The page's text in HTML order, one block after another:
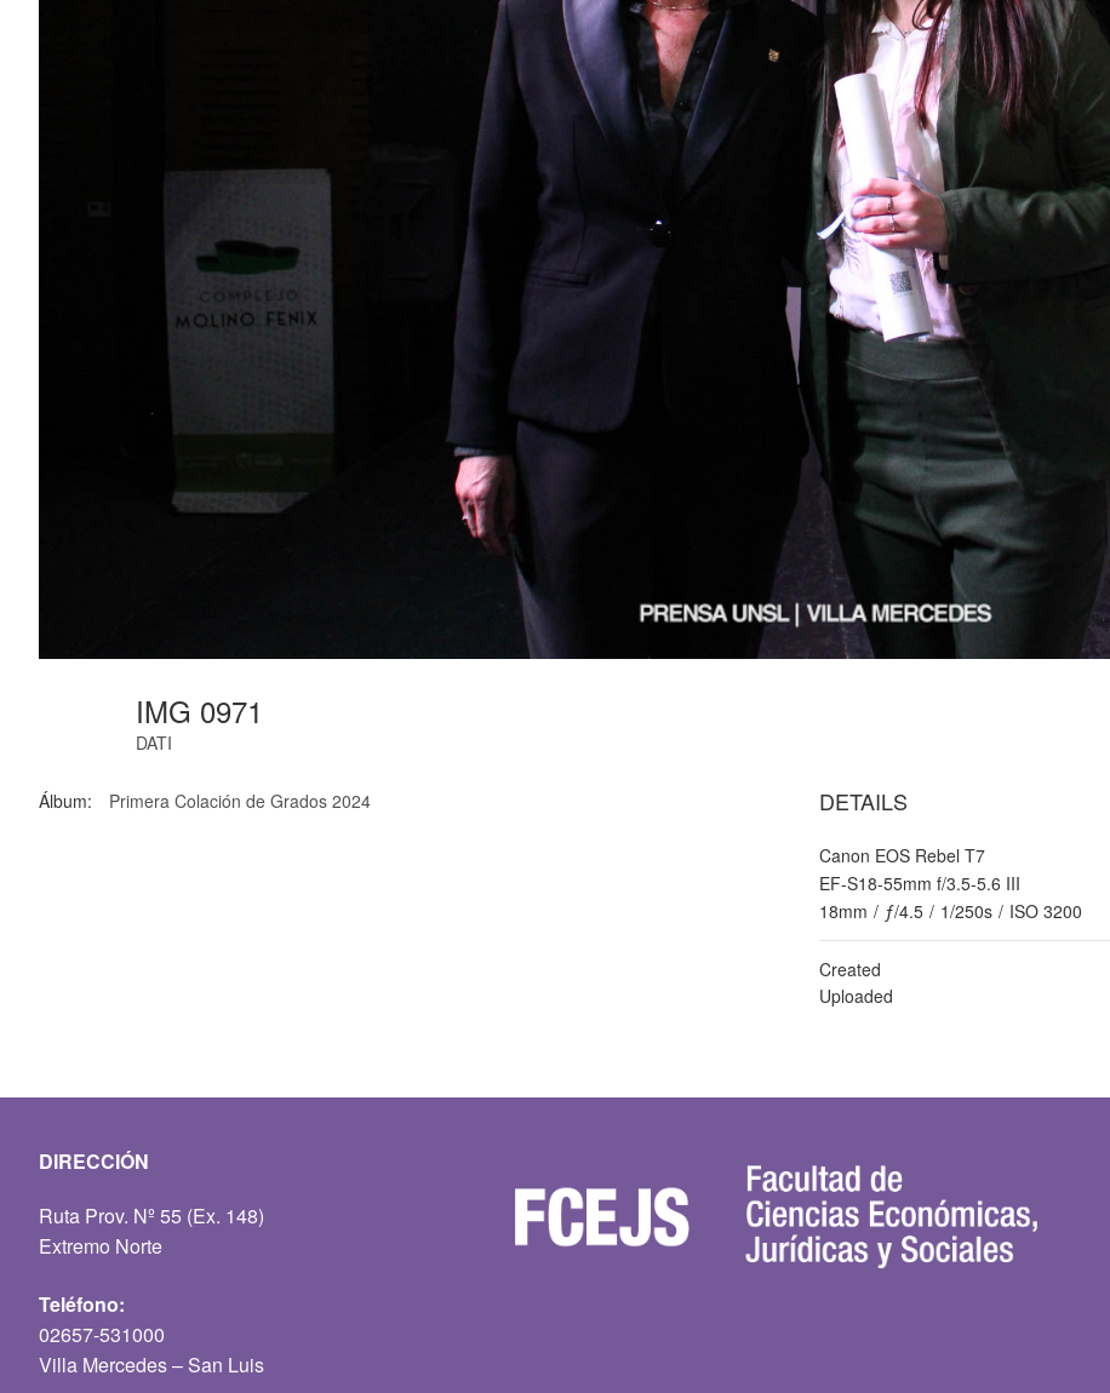
IMG 0971
DATI
Álbum: Primera Colación de Grados 2024 DETAILS
Canon EOS Rebel T7
EF-S18-55mm f/3.5-5.6 III
18mm / ƒ/4.5 / 1/250s / ISO 3200
Created
Uploaded
DIRECCIÓN
Ruta Prov. Nº 55 (Ex. 148)
Extremo Norte
Teléfono:
02657-531000
Villa Mercedes – San Luis